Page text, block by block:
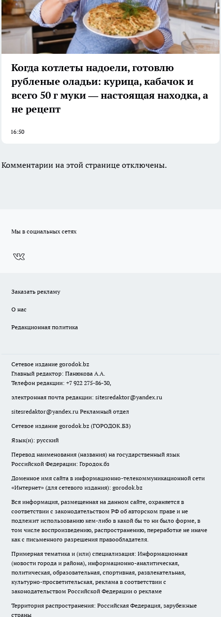
Когда котлеты надоели, готовлю
рубленые оладьи: курица, кабачок и
всего 50 г муки — настоящая находка, а
не рецепт
16:50
Комментарии на этой странице отключены.
Мы в социальных сетях
Заказать рекламу
О нас
Редакционная политика
Сетевое издание gorodok.bz
Главный редактор: Панюкова А.А.
Телефон редакции: +7 922 275-86-30,
электронная почта редакции: sitesredaktor@yandex.ru
sitesredaktor@yandex.ru Рекламный отдел
Сетевое издание gorodok.bz (ГОРОДОК.БЗ)
Язык(и): русский
Перевод наименования (названия) на государственный язык
Российской Федерации: Городок.бз
Доменное имя сайта в информационно-телекоммуникационной сети
«Интернет» (для сетевого издания): gorodok.bz
Вся информация, размещенная на данном сайте, охраняется в
соответствии с законодательством РФ об авторском праве и не
подлежит использованию кем-либо в какой бы то ни было форме, в
том числе воспроизведению, распространению, переработке не иначе
как с письменного разрешения правообладателя.
Примерная тематика и (или) специализация: Информационная
(новости города и района), информационно-аналитическая,
политическая, образовательная, спортивная, развлекательная,
культурно-просветительская, реклама в соответствии с
законодательством Российской Федерации о рекламе
Территория распространения: Российская Федерация, зарубежные
страны